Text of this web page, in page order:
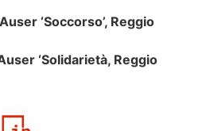
‘Soccorso’, Reggio
‘Solidarietà, Reggio